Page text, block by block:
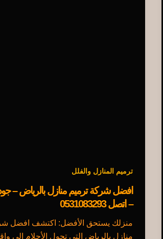
ترميم المنازل والفلل
افضل شركة ترميم منازل بالرياض –
– اتصل 0531083293
منزلك يستحق الأفضل: اكتشف افضل
منازل بالرياض التي تحول الأحلام إلى